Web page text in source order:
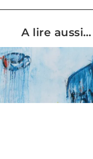
A lire aussi…